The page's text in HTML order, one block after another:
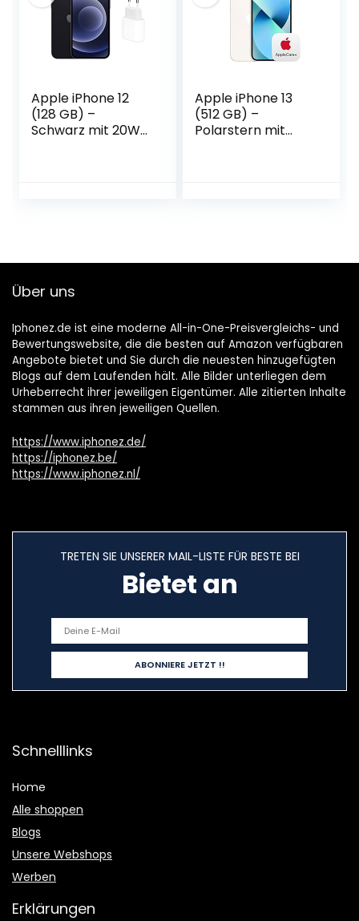
Apple iPhone 12
(128 GB) –
Schwarz mit 20W
Apple iPhone 13
(512 GB) –
Polarstern mit
Über uns
Iphonez.de ist eine moderne All-in-One-Preisvergleichs- und
Bewertungswebsite, die die besten auf Amazon verfügbaren
Angebote bietet und Sie durch die neuesten hinzugefügten
Blogs auf dem Laufenden hält. Alle Bilder unterliegen dem
Urheberrecht ihrer jeweiligen Eigentümer. Alle zitierten Inhalte
stammen aus ihren jeweiligen Quellen.
https://www.iphonez.de/
https://iphonez.be/
https://www.iphonez.nl/
TRETEN SIE UNSERER MAIL-LISTE FÜR BESTE BEI
Bietet an
Schnelllinks
Home
Alle shoppen
Blogs
Unsere Webshops
Werben
Erklärungen